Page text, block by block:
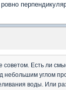
советом. Есть ли
небольшим углом
воды. Или